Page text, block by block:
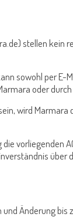
stellen kein
sowohl per
oder
wird
vorliegenden
Änderung